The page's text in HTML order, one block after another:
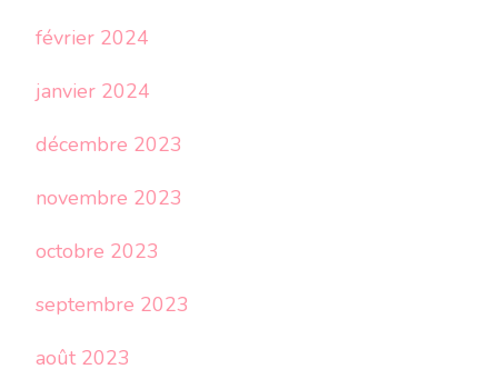
février 2024
janvier 2024
décembre 2023
novembre 2023
octobre 2023
septembre 2023
août 2023